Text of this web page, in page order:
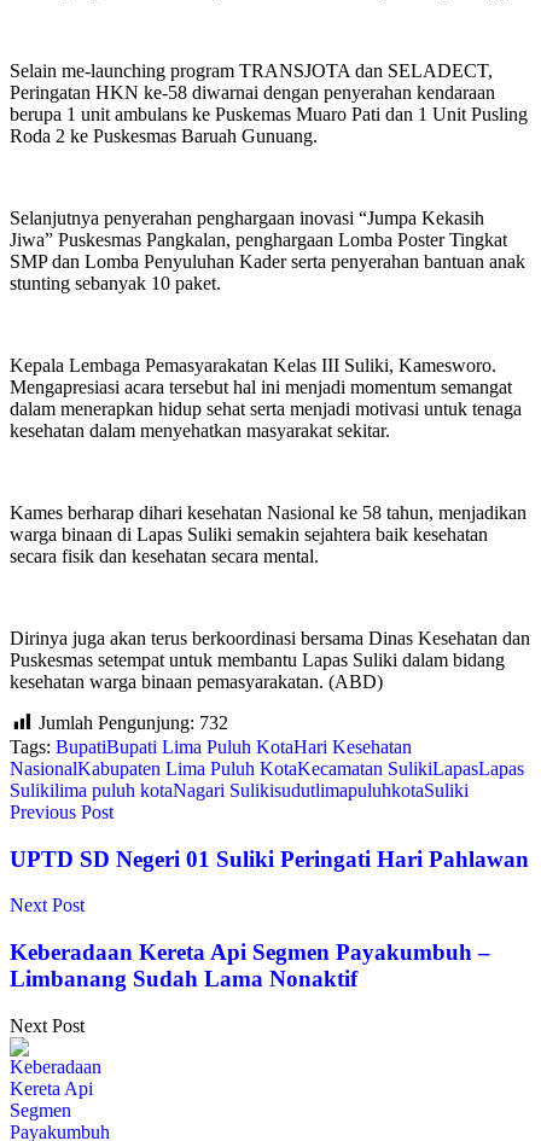
Selain me-launching program TRANSJOTA dan SELADECT,
Peringatan HKN ke-58 diwarnai dengan penyerahan kendaraan
berupa 1 unit ambulans ke Puskemas Muaro Pati dan 1 Unit Pusling
Roda 2 ke Puskesmas Baruah Gunuang.
Selanjutnya penyerahan penghargaan inovasi “Jumpa Kekasih
Jiwa” Puskesmas Pangkalan, penghargaan Lomba Poster Tingkat
SMP dan Lomba Penyuluhan Kader serta penyerahan bantuan anak
stunting sebanyak 10 paket.
Kepala Lembaga Pemasyarakatan Kelas III Suliki, Kamesworo.
Mengapresiasi acara tersebut hal ini menjadi momentum semangat
dalam menerapkan hidup sehat serta menjadi motivasi untuk tenaga
kesehatan dalam menyehatkan masyarakat sekitar.
Kames berharap dihari kesehatan Nasional ke 58 tahun, menjadikan
warga binaan di Lapas Suliki semakin sejahtera baik kesehatan
secara fisik dan kesehatan secara mental.
Dirinya juga akan terus berkoordinasi bersama Dinas Kesehatan dan
Puskesmas setempat untuk membantu Lapas Suliki dalam bidang
kesehatan warga binaan pemasyarakatan. (ABD)
Jumlah Pengunjung: 732
Tags: BupatiBupati Lima Puluh KotaHari Kesehatan
NasionalKabupaten Lima Puluh KotaKecamatan SulikiLapasLapas
Sulikilima puluh kotaNagari SulikisudutlimapuluhkotaSuliki
Previous Post
UPTD SD Negeri 01 Suliki Peringati Hari Pahlawan
Next Post
Keberadaan Kereta Api Segmen Payakumbuh –
Limbanang Sudah Lama Nonaktif
Next Post